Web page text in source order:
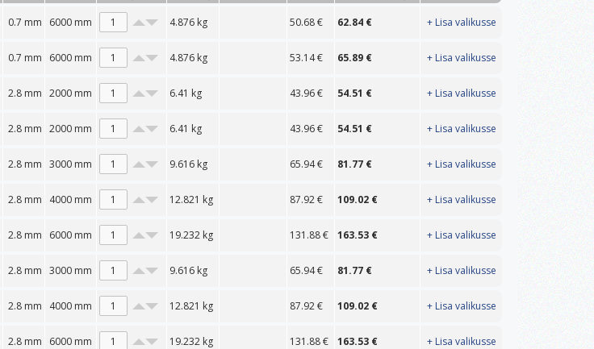
0.7 mm 6000 mm 4.876 kg 50.68€ 62.84 € + Lisa valikusse
0.7 mm 6000 mm 4.876 kg 53.14€ 65.89 € + Lisa valikusse
2.8 mm 2000 mm 6.41 kg 43.96€ 54.51 € + Lisa valikusse
2.8 mm 2000 mm 6.41 kg 43.96€ 54.51 € + Lisa valikusse
2.8 mm 3000 mm 9.616 kg 65.94€ 81.77 € + Lisa valikusse
2.8 mm 4000 mm 12.821 kg 87.92€ 109.02 € + Lisa valikusse
2.8 mm 6000 mm 19.232 kg 131.88€ 163.53 € + Lisa valikusse
2.8 mm 3000 mm 9.616 kg 65.94€ 81.77 € + Lisa valikusse
2.8 mm 4000 mm 12.821 kg 87.92€ 109.02 € + Lisa valikusse
2.8 mm 6000 mm 19.232 kg 131.88€ 163.53 € + Lisa valikusse